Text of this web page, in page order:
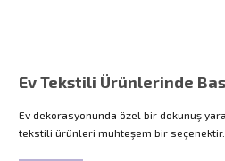
Ev Tekstili Ürünlerinde
Ev dekorasyonunda özel bir dokunuş
tekstili ürünleri muhteşem bir seçenektir.